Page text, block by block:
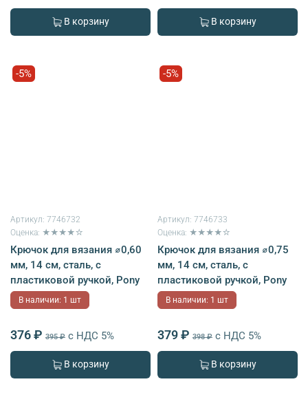
В корзину В корзину
-5%
Артикул: 7746732
Оценка: ★★★★☆
Крючок для вязания ⌀0,60
мм, 14 см, сталь, с
пластиковой ручкой, Pony
В наличии: 1 шт
376 ₽ 395 ₽ с НДС 5%
В корзину
-5%
Артикул: 7746733
Оценка: ★★★★☆
Крючок для вязания ⌀0,75
мм, 14 см, сталь, с
пластиковой ручкой, Pony
В наличии: 1 шт
379 ₽ 398 ₽ с НДС 5%
В корзину